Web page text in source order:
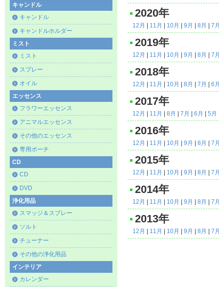
キャンドル
キャンドル
キャンドルホルダー
ミスト
ミスト
スプレー
オイル
エッセンス
フラワーエッセンス
アニマルエッセンス
その他のエッセンス
専用ポーチ
CD
CD
DVD
浄化用品
スマッジ＆スプレー
ソルト
チューナー
その他の浄化用品
インテリア
カレンダー
2020年
12月 11月 10月 9月 8月 7
2019年
12月 11月 10月 9月 8月 7
2018年
12月 11月 10月 8月 7月 6
2017年
12月 11月 8月 7月 6月 5月
2016年
12月 11月 10月 9月 8月 7
2015年
12月 11月 10月 9月 8月 7
2014年
12月 11月 10月 9月 8月 7
2013年
12月 11月 10月 9月 8月 7